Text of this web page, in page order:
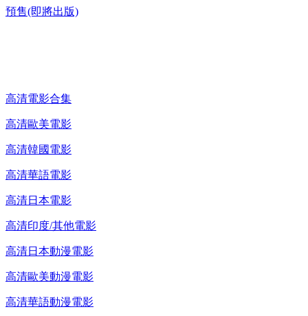
預售(即將出版)
高清電影合集
高清歐美電影
高清韓國電影
高清華語電影
高清日本電影
高清印度/其他電影
高清日本動漫電影
高清歐美動漫電影
高清華語動漫電影